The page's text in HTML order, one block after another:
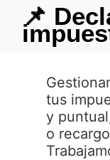
📌
tus
y
o